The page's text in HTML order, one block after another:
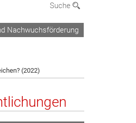
Suche
Nachwuchsförderung
(2022)